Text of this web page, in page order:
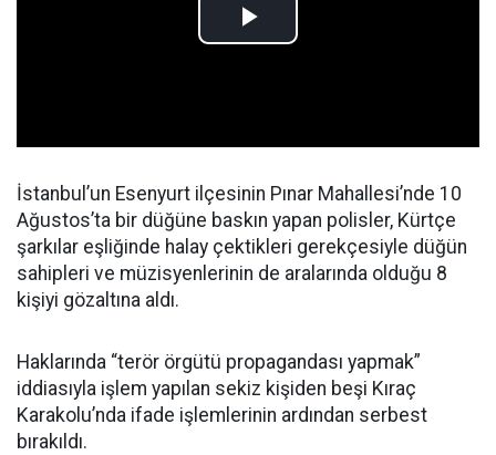
İstanbul’un Esenyurt ilçesinin Pınar Mahallesi’nde 10
Ağustos’ta bir düğüne baskın yapan polisler, Kürtçe
şarkılar eşliğinde halay çektikleri gerekçesiyle düğün
sahipleri ve müzisyenlerinin de aralarında olduğu 8
kişiyi gözaltına aldı.
Haklarında “terör örgütü propagandası yapmak”
iddiasıyla işlem yapılan sekiz kişiden beşi Kıraç
Karakolu’nda ifade işlemlerinin ardından serbest
bırakıldı.